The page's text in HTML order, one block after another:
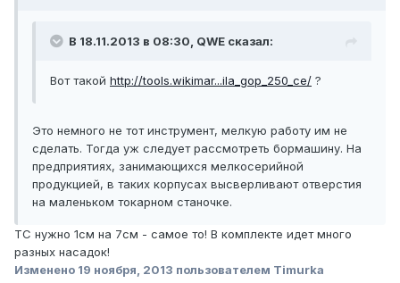
В 18.11.2013 в 08:30, QWE сказал:
Вот такой http://tools.wikimar...ila_gop_250_ce/ ?
Это немного не тот инструмент, мелкую работу им не
сделать. Тогда уж следует рассмотреть бормашину. На
предприятиях, занимающихся мелкосерийной
продукцией, в таких корпусах высверливают отверстия
на маленьком токарном станочке.
ТС нужно 1см на 7см - самое то! В комплекте идет много
разных насадок!
Изменено 19 ноября, 2013 пользователем Timurka